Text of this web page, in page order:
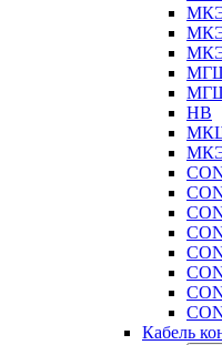
НВ
Кабель